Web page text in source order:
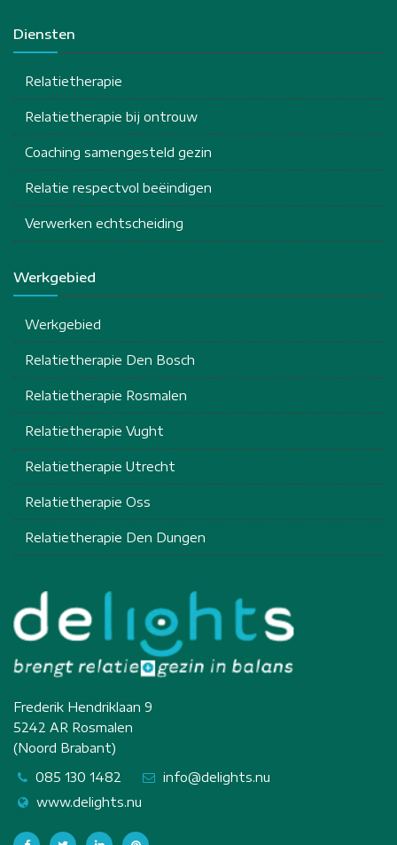
Diensten
Relatietherapie
Relatietherapie bij ontrouw
Coaching samengesteld gezin
Relatie respectvol beëindigen
Verwerken echtscheiding
Werkgebied
Werkgebied
Relatietherapie Den Bosch
Relatietherapie Rosmalen
Relatietherapie Vught
Relatietherapie Utrecht
Relatietherapie Oss
Relatietherapie Den Dungen
Frederik Hendriklaan 9
5242 AR Rosmalen
(Noord Brabant)
085 130 1482
info@delights.nu
www.delights.nu